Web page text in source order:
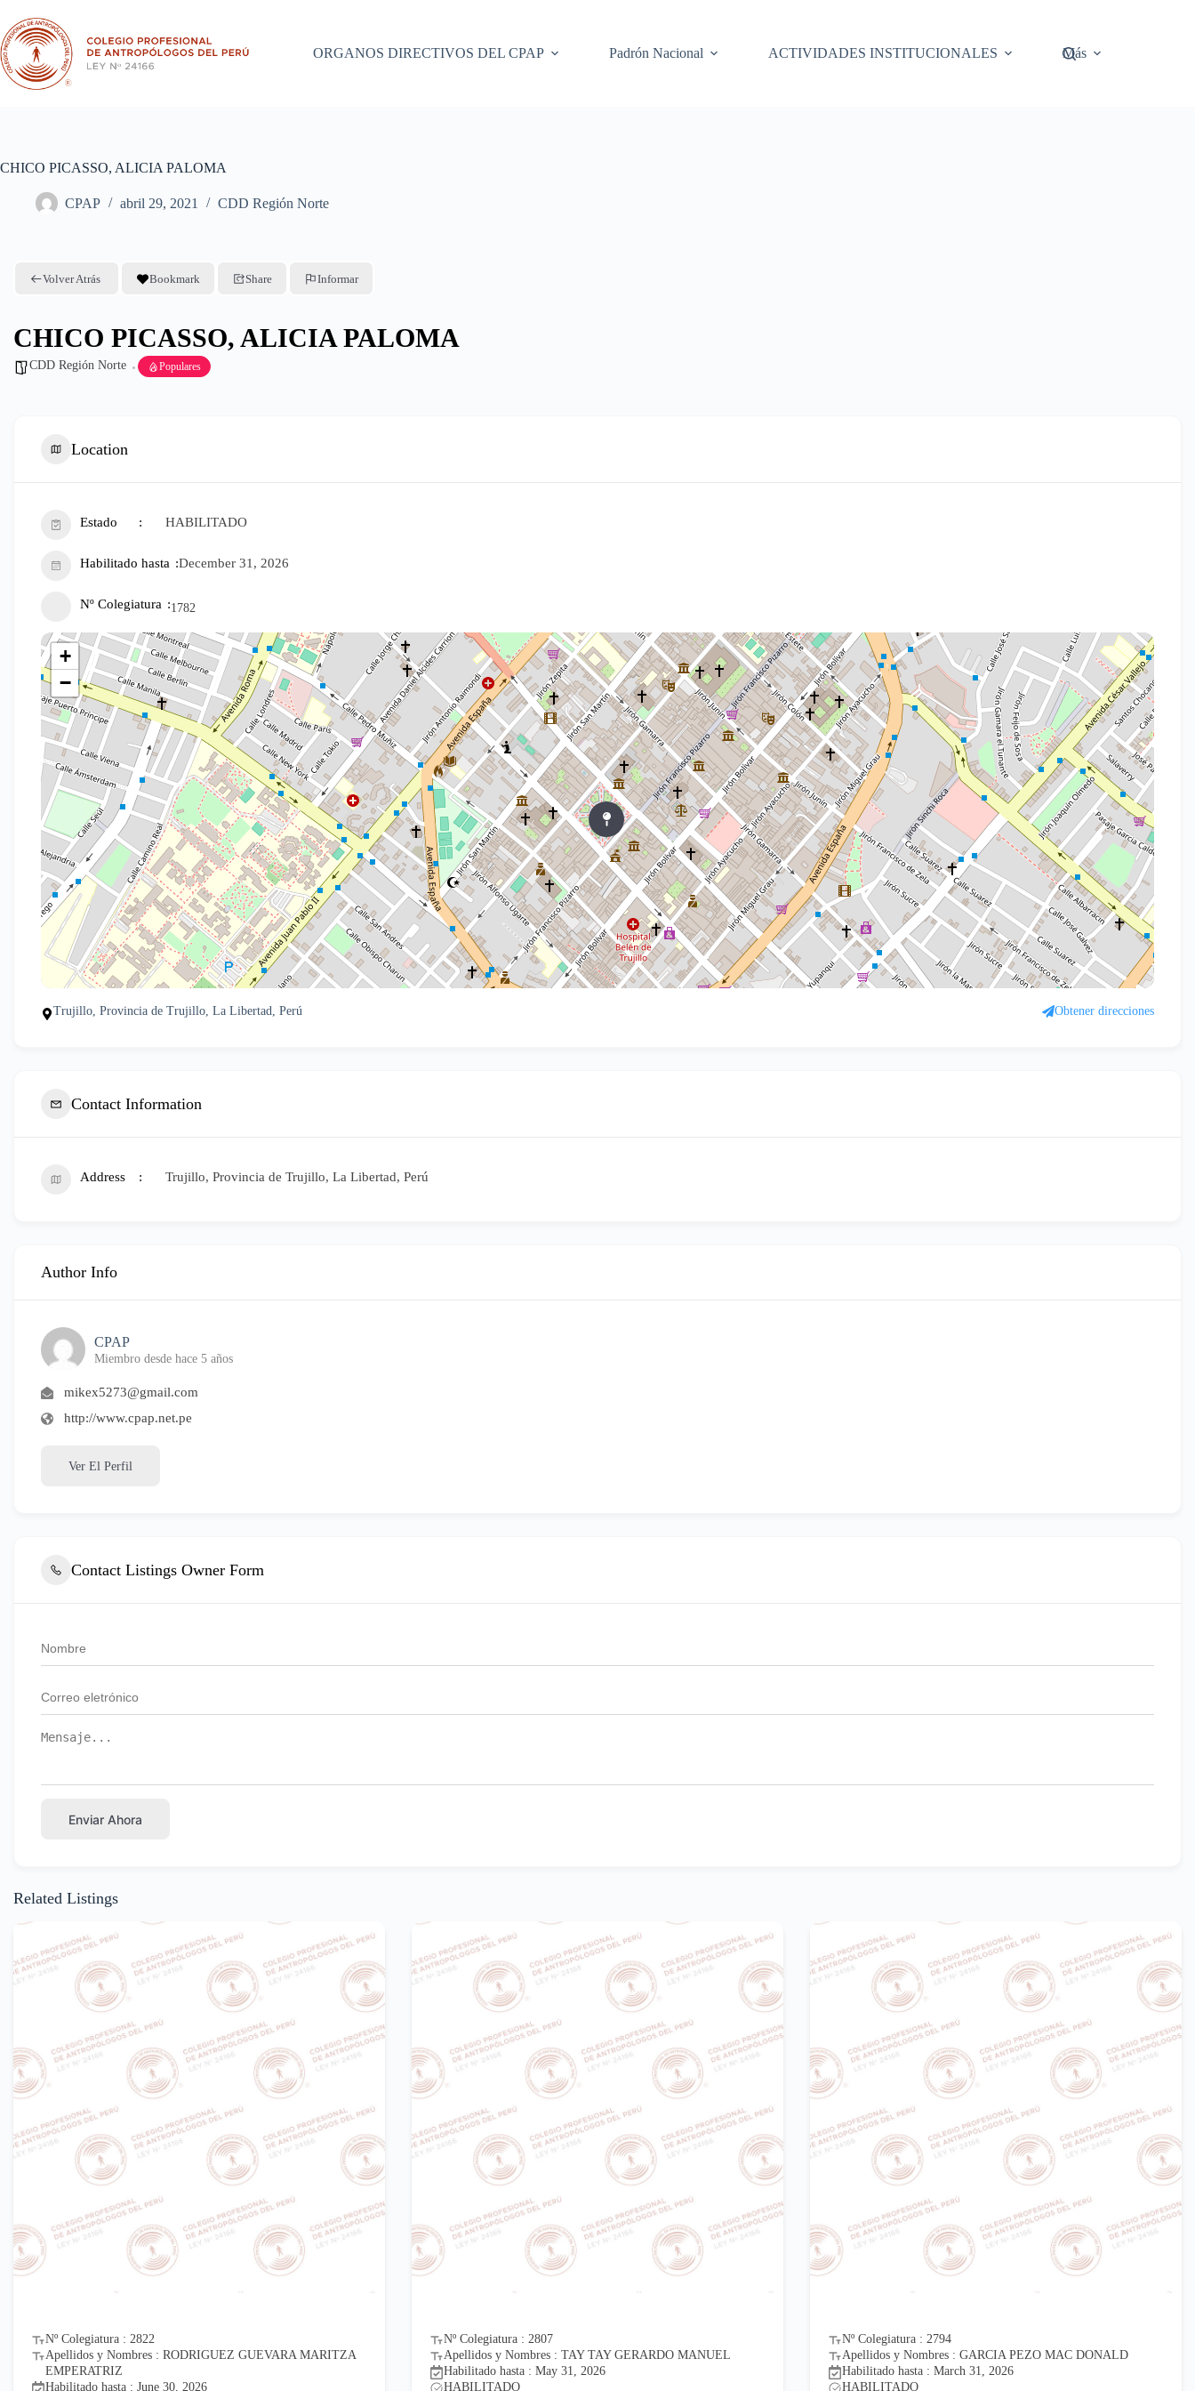
contenido
ORGANOS DIRECTIVOS DEL CPAP
Padrón Nacional ACTIVIDADES INSTITUCIONALES Más
CHICO PICASSO, ALICIA PALOMA
CPAP abril 29, 2021 CDD Región Norte
Volver Atrás Bookmark Share Informar
CHICO PICASSO, ALICIA PALOMA
CDD Región Norte Populares
Location
Estado HABILITADO
Habilitado hasta December 31, 2026
Nº Colegiatura 1782
+
−
Trujillo, Provincia de Trujillo, La Libertad, Perú Obtener direcciones
Contact Information
Address Trujillo, Provincia de Trujillo, La Libertad, Perú
Author Info
CPAP
Miembro desde hace 5 años
mikex5273@gmail.com
http://www.cpap.net.pe
Ver El Perfil
Contact Listings Owner Form
Enviar Ahora
Related Listings
Nº Colegiatura : 2822
Apellidos y Nombres : RODRIGUEZ GUEVARA MARITZA
EMPERATRIZ
Habilitado hasta : June 30, 2026
Nº Colegiatura : 2807
Apellidos y Nombres : TAY TAY GERARDO MANUEL
Habilitado hasta : May 31, 2026
HABILITADO
Nº Colegiatura : 2794
Apellidos y Nombres : GARCIA PEZO MAC DONALD
Habilitado hasta : March 31, 2026
HABILITADO